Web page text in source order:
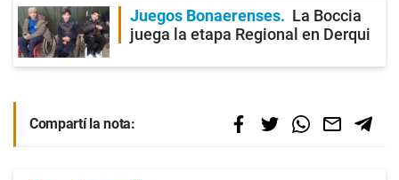
Juegos Bonaerenses
La Boccia
juega la etapa Regional en Derqui
Compartí la nota: